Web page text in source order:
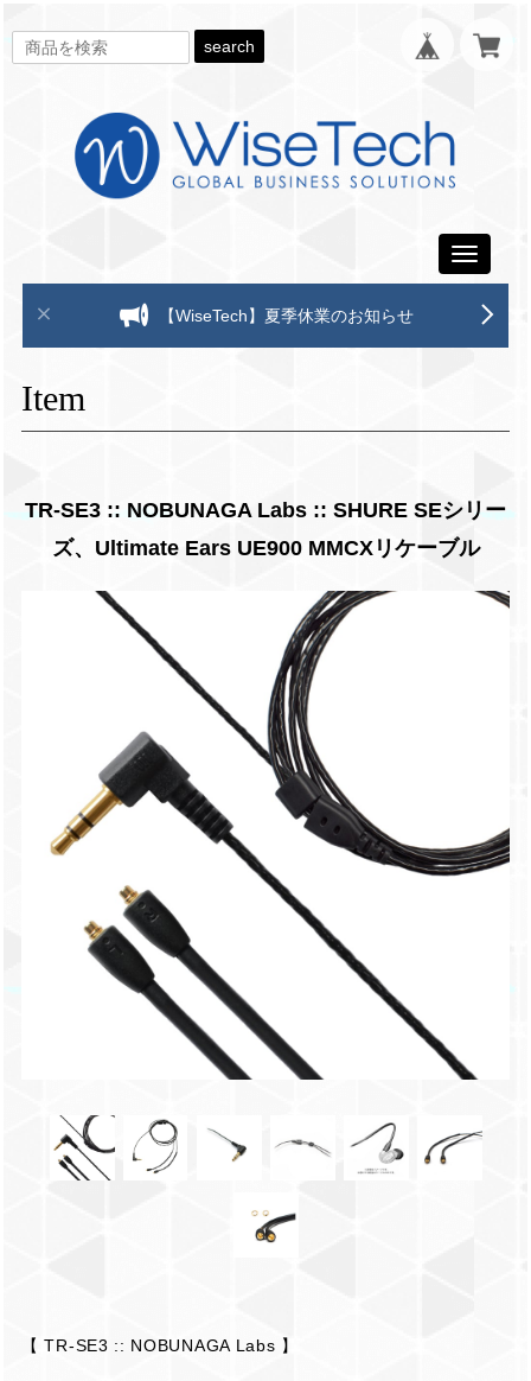
search
Toggle
【WiseTech】夏季休業のお知らせ
Item
TR-SE3 :: NOBUNAGA Labs :: SHURE SEシリー
ズ、Ultimate Ears UE900 MMCXリケーブル
【 TR-SE3 :: NOBUNAGA Labs 】